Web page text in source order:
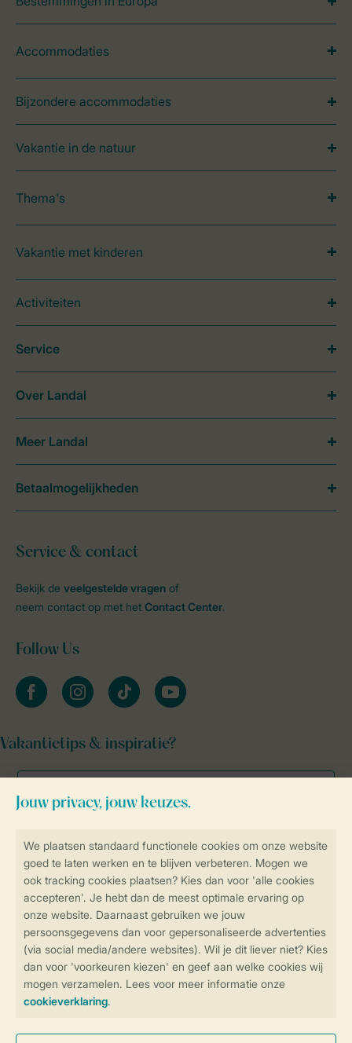
Controle over jouw gegevens &
Veilig en snel online boeken
Veilige gegevensoverdracht
Veilige betaling
Accommodaties
Bijzondere accommodaties
Vakantie in de natuur
Thema's
Vakantie met kinderen
Activiteiten
Service & contact
Bekijk de veelgestelde vragen of
neem contact op met het Contact Center.
Follow Us
facebookinstagramtiktok youtube
Vakantietips & inspiratie?
Service
Over Landal
Meer Landal
Betaalmogelijkheden